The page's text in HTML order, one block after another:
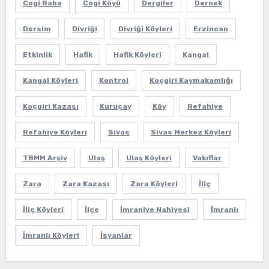
Cogi Baba Cogi Köyü Dergiler Dernek
Dersim Divriği Divriği Köyleri Erzincan
Etkinlik Hafik Hafik Köyleri Kangal
Kangal Köyleri Kontrol Koçgiri Kaymakamlığı
Koçgiri Kazası Kuruçay Köy Refahiye
Refahiye Köyleri Sivas Sivas Merkez Köyleri
TBMM Arşiv Ulaş Ulaş Köyleri Vakıflar
Zara Zara Kazası Zara Köyleri İliç
İliç Köyleri İlçe İmraniye Nahiyesi İmranlı
İmranlı Köyleri İsyanlar